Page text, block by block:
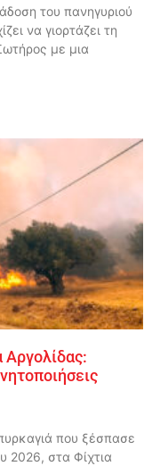
του πανηγυριού
να γιορτάζει τη
με μια
Αργολίδας:
που ξέσπασε
2026, στα Φίχτια